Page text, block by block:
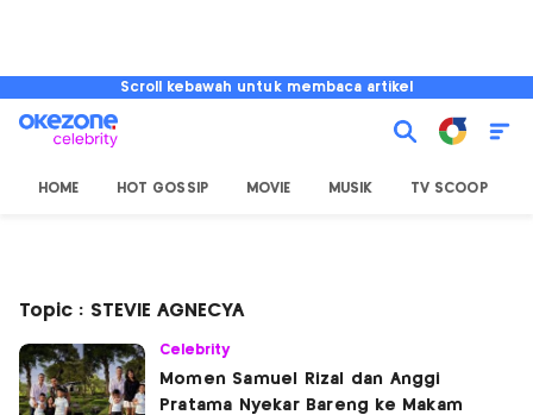
Scroll kebawah untuk membaca artikel
HOME HOT GOSSIP MOVIE MUSIK TV SCOOP
Topic : STEVIE AGNECYA
Celebrity
Momen Samuel Rizal dan Anggi
Pratama Nyekar Bareng ke Makam